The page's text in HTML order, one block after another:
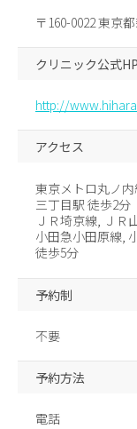
〒160-0022 東京
クリニック公式HP
http://
アクセス
東京メトロ丸ノ
三丁目駅 徒歩2分
ＪＲ埼京線, ＪＲ
小田急小田原線,
徒歩5分
予約制
不要
予約方法
電話